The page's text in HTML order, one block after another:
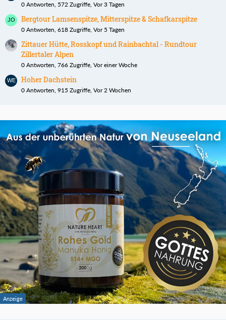
0 Antworten, 572 Zugriffe, Vor 3 Tagen
Bergtour Lamsenspitze, Mitterspitze & Schafkarspitze
0 Antworten, 618 Zugriffe, Vor 5 Tagen
Zittauer Hütte, Rosskopf und Rainbachtal - Rundtour
Zillertaler Alpen
0 Antworten, 766 Zugriffe, Vor einer Woche
Hoher Dachstein
0 Antworten, 915 Zugriffe, Vor 2 Wochen